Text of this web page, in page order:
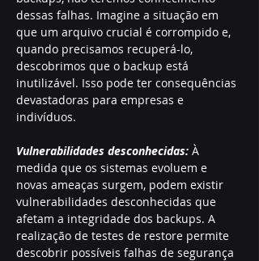
dessas falhas. Imagine a situação em
que um arquivo crucial é corrompido e,
quando precisamos recuperá-lo,
descobrimos que o backup está
inutilizável. Isso pode ter consequências
devastadoras para empresas e
indivíduos.
Vulnerabilidades desconhecidas: À
medida que os sistemas evoluem e
novas ameaças surgem, podem existir
vulnerabilidades desconhecidas que
afetam a integridade dos backups. A
realização de testes de restore permite
descobrir possíveis falhas de segurança